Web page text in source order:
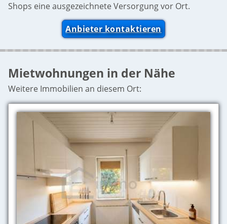
Shops eine ausgezeichnete Versorgung vor Ort.
Anbieter kontaktieren
Mietwohnungen in der Nähe
Weitere Immobilien an diesem Ort: